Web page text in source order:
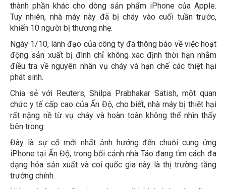
thành phần khác cho dòng sản phẩm iPhone của Apple.
Tuy nhiên, nhà máy này đã bị cháy vào cuối tuần trước,
khiến 10 người bị thương nhẹ.
Ngày 1/10, lãnh đạo của công ty đã thông báo về việc hoạt
động sản xuất bị đình chỉ không xác định thời hạn nhằm
điều tra về nguyên nhân vụ cháy và hạn chế các thiệt hại
phát sinh.
Chia sẻ với Reuters, Shilpa Prabhakar Satish, một quan
chức y tế cấp cao của Ấn Độ, cho biết, nhà máy bị thiệt hại
rất nặng nề từ vụ cháy và hoàn toàn không thể nhìn thấy
bên trong.
Đây là sự cố mới nhất ảnh hưởng đến chuỗi cung ứng
iPhone tại Ấn Độ, trong bối cảnh nhà Táo đang tìm cách đa
dạng hóa sản xuất và coi quốc gia này là thị trường tăng
trưởng chính.